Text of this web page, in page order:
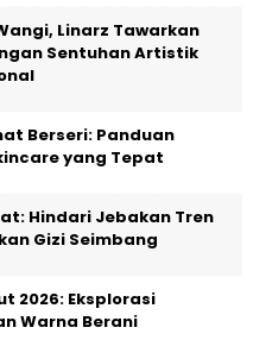
Linarz Tawarkan
Sentuhan Artistik
Berseri: Panduan
yang Tepat
Hindari Jebakan Tren
Gizi Seimbang
2026: Eksplorasi
Warna Berani